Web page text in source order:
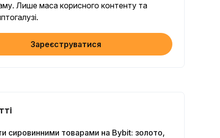
торгівля з ботами
перевірку особи
Торговий обсяг на ф'ючерсах ≥ $1000
Лише маса корисного контенту та
Зареєструватися
сировинними товарами на Bybit: золото,